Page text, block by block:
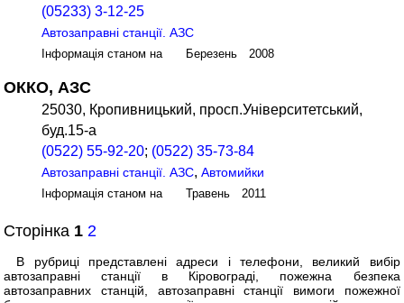
(05233) 3-12-25
Автозаправні станції. АЗС
Інформація станом на Березень 2008
ОККО, АЗС
25030, Кропивницький, просп.Університетський,
буд.15-а
(0522) 55-92-20; (0522) 35-73-84
Автозаправні станції. АЗС,Автомийки
Інформація станом на Травень 2011
Сторінка 12
В рубриці представлені адреси і телефони, великий вибір
автозаправні станції в Кіровограді, пожежна безпека
автозаправних станцій, автозаправні станції вимоги пожежної